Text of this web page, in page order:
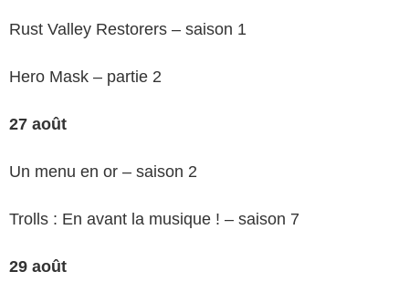
Rust Valley Restorers – saison 1
Hero Mask – partie 2
27 août
Un menu en or – saison 2
Trolls : En avant la musique ! – saison 7
29 août